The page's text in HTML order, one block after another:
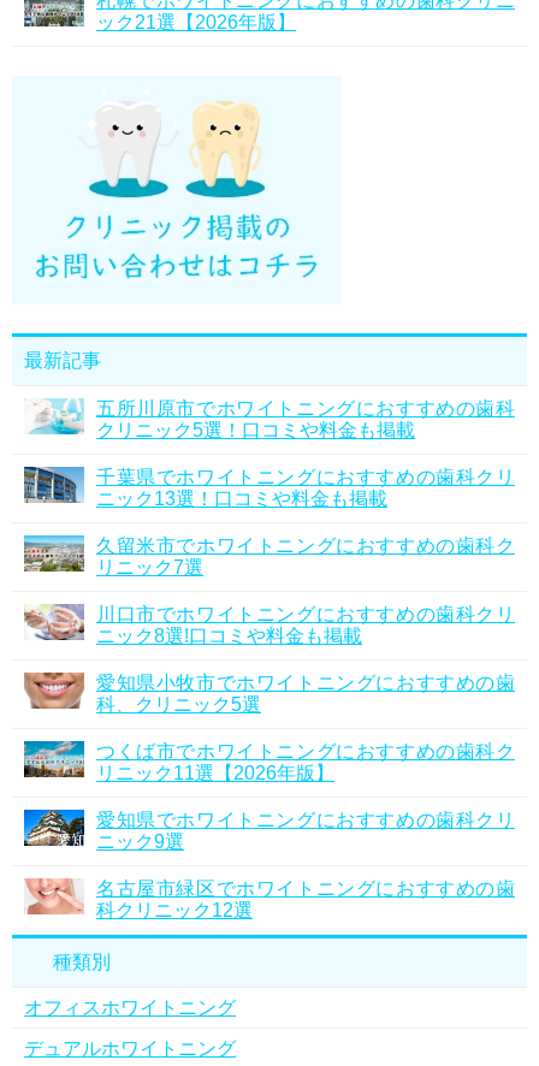
ック21選【2026年版】
最新記事
五所川原市でホワイトニングにおすすめの歯科
クリニック5選！口コミや料金も掲載
千葉県でホワイトニングにおすすめの歯科クリ
ニック13選！口コミや料金も掲載
久留米市でホワイトニングにおすすめの歯科ク
リニック7選
川口市でホワイトニングにおすすめの歯科クリ
ニック8選!口コミや料金も掲載
愛知県小牧市でホワイトニングにおすすめの歯
科、クリニック5選
つくば市でホワイトニングにおすすめの歯科ク
リニック11選【2026年版】
愛知県でホワイトニングにおすすめの歯科クリ
ニック9選
名古屋市緑区でホワイトニングにおすすめの歯
科クリニック12選
種類別
オフィスホワイトニング
デュアルホワイトニング